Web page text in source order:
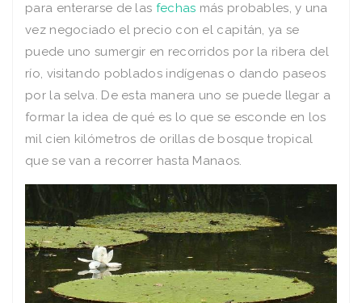
para enterarse de las fechas más probables, y una
vez negociado el precio con el capitán, ya se
puede uno sumergir en recorridos por la ribera del
río, visitando poblados indígenas o dando paseos
por la selva. De esta manera uno se puede llegar a
formar la idea de qué es lo que se esconde en los
mil cien kilómetros de orillas de bosque tropical
que se van a recorrer hasta Manaos.